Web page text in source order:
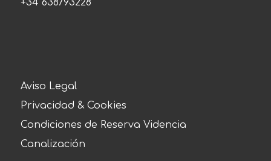
+34 638793228
Aviso Legal
Privacidad & Cookies
Condiciones de Reserva Videncia
Canalización